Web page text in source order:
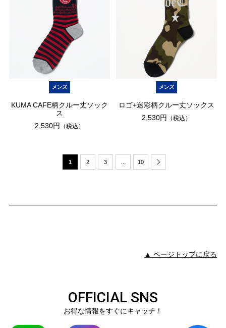
メンズ
KUMA CAFE柄クルー丈ソック
ス
2,530円
（税込）
メンズ
ロゴ+迷彩柄クルー丈ソックス
2,530円
（税込）
1 2 3 10
▲ ページトップに戻る
OFFICIAL SNS
お得な情報をすぐにキャッチ！